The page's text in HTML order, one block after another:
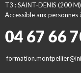
T3 : SAINT-DENIS (200 M)
Accessible aux
04 67 66